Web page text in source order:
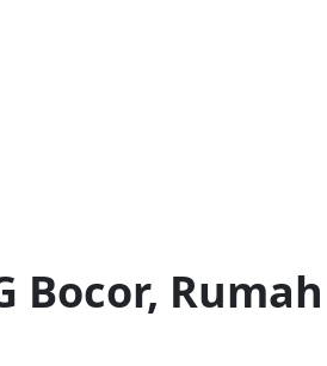
Bocor,